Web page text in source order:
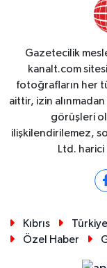
Gazetecilik
kanalt.com
fotoğrafların her
aittir, izin
görüşleri
ilişkilendirilemez,
Ltd.
Kıbrıs Türkiye
Özel Haber